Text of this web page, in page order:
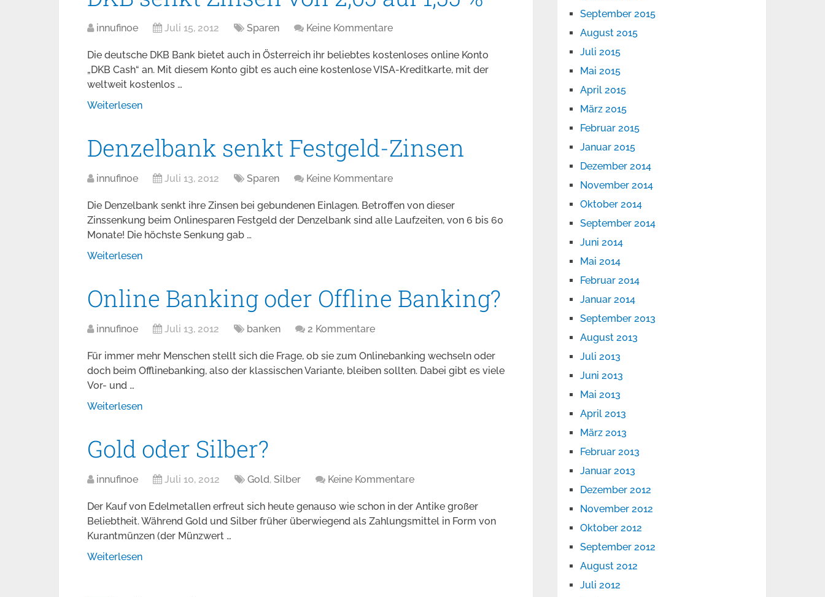
innufinoe Juli 15, 2012 Sparen Keine Kommentare
Die deutsche DKB Bank bietet auch in Österreich ihr beliebtes kostenloses online Konto
„DKB Cash“ an. Mit diesem Konto gibt es auch eine kostenlose VISA-Kreditkarte, mit der
weltweit kostenlos …
Weiterlesen
Denzelbank senkt Festgeld-Zinsen
innufinoe Juli 13, 2012 Sparen Keine Kommentare
Die Denzelbank senkt ihre Zinsen bei gebundenen Einlagen. Betroffen von dieser
Zinssenkung beim Onlinesparen Festgeld der Denzelbank sind alle Laufzeiten, von 6 bis 60
Monate! Die höchste Senkung gab …
Weiterlesen
Online Banking oder Offline Banking?
innufinoe Juli 13, 2012 banken 2 Kommentare
Für immer mehr Menschen stellt sich die Frage, ob sie zum Onlinebanking wechseln oder
doch beim Offlinebanking, also der klassischen Variante, bleiben sollten. Dabei gibt es viele
Vor- und …
Weiterlesen
Gold oder Silber?
innufinoe Juli 10, 2012 Gold, Silber Keine Kommentare
Der Kauf von Edelmetallen erfreut sich heute genauso wie schon in der Antike großer
Beliebtheit. Während Gold und Silber früher überwiegend als Zahlungsmittel in Form von
Kurantmünzen (der Münzwert …
Weiterlesen
September 2015
August 2015
Juli 2015
Mai 2015
April 2015
März 2015
Februar 2015
Januar 2015
Dezember 2014
November 2014
Oktober 2014
September 2014
Juni 2014
Mai 2014
Februar 2014
Januar 2014
September 2013
August 2013
Juli 2013
Juni 2013
Mai 2013
April 2013
März 2013
Februar 2013
Januar 2013
Dezember 2012
November 2012
Oktober 2012
September 2012
August 2012
Juli 2012